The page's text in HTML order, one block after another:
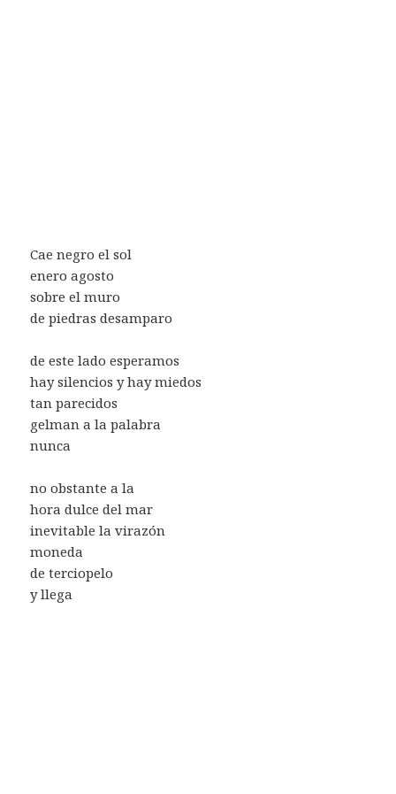
Cae negro el sol
enero agosto
sobre el muro
de piedras desamparo
de este lado esperamos
hay silencios y hay miedos
tan parecidos
gelman a la palabra
nunca
no obstante a la
hora dulce del mar
inevitable la virazón
moneda
de terciopelo
y llega